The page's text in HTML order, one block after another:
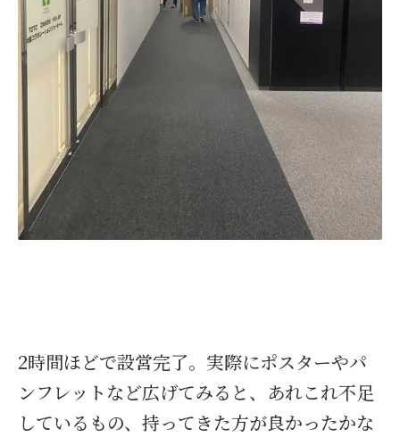
2時間ほどで設営完了。実際にポスターやパ
ンフレットなど広げてみると、あれこれ不足
しているもの、持ってきた方が良かったかな